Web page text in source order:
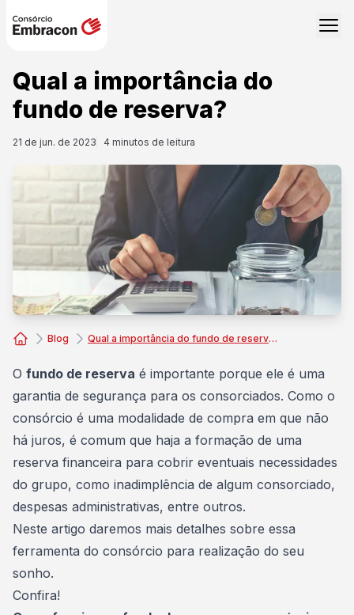
Qual a importância do
fundo de reserva?
21 de jun. de 2023 4 minutos de leitura
Blog Qual a importância do fundo de reserva?
O fundo de reserva é importante porque ele é uma
garantia de segurança para os consorciados. Como o
consórcio é uma modalidade de compra em que não
há juros, é comum que haja a formação de uma
reserva financeira para cobrir eventuais necessidades
do grupo, como inadimplência de algum consorciado,
despesas administrativas, entre outros.
Neste artigo daremos mais detalhes sobre essa
ferramenta do consórcio para realização do seu
sonho.
Confira!